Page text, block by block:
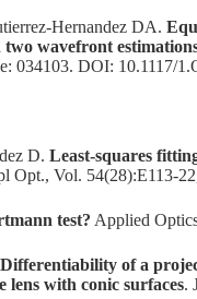
Hernandez DA.
wavefront
DOI: 10.1117/
D. Least-squares
Opt., Vol. 54(28):E113-
test? Applied
Differentiability of a
lens with conic surfaces.